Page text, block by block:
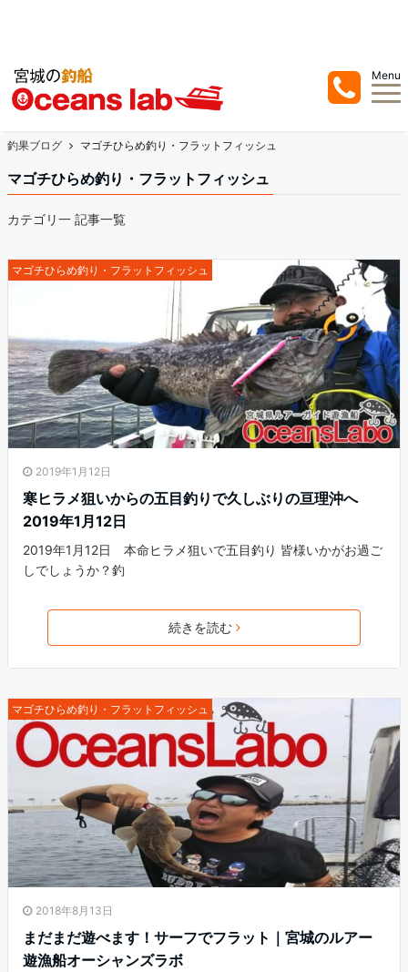
Menu
釣果ブログ マゴチひらめ釣り・フラットフィッシュ
マゴチひらめ釣り・フラットフィッシュ
カテゴリ一 記事一覧
マゴチひらめ釣り・フラットフィッシュ
2019年1月12日
寒ヒラメ狙いからの五目釣りで久しぶりの亘理沖へ
2019年1月12日
2019年1月12日 本命ヒラメ狙いで五目釣り 皆様いかがお過ご
しでしょうか？釣
続きを読む
マゴチひらめ釣り・フラットフィッシュ
2018年8月13日
まだまだ遊べます！サーフでフラット｜宮城のルアー
遊漁船オーシャンズラボ